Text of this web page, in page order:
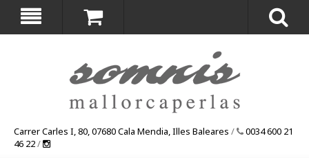
Carrer Carles I, 80, 07680 Cala Mendia, Illes Baleares /
0034 600 21
46 22/